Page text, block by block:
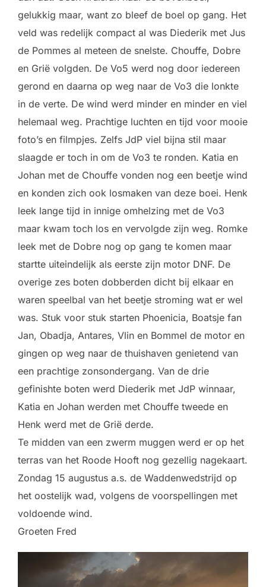
gelukkig maar, want zo bleef de boel op gang. Het
veld was redelijk compact al was Diederik met Jus
de Pommes al meteen de snelste. Chouffe, Dobre
en Grië volgden. De Vo5 werd nog door iedereen
gerond en daarna op weg naar de Vo3 die lonkte
in de verte. De wind werd minder en minder en viel
helemaal weg. Prachtige luchten en tijd voor mooie
foto’s en filmpjes. Zelfs JdP viel bijna stil maar
slaagde er toch in om de Vo3 te ronden. Katia en
Johan met de Chouffe vonden nog een beetje wind
en konden zich ook losmaken van deze boei. Henk
leek lange tijd in innige omhelzing met de Vo3
maar kwam toch los en vervolgde zijn weg. Romke
leek met de Dobre nog op gang te komen maar
startte uiteindelijk als eerste zijn motor DNF. De
overige zes boten dobberden dicht bij elkaar en
waren speelbal van het beetje stroming wat er wel
was. Stuk voor stuk starten Phoenicia, Boatsje fan
Jan, Obadja, Antares, Vlin en Bommel de motor en
gingen op weg naar de thuishaven genietend van
een prachtige zonsondergang. Van de drie
gefinishte boten werd Diederik met JdP winnaar,
Katia en Johan werden met Chouffe tweede en
Henk werd met de Grië derde.
Te midden van een zwerm muggen werd er op het
terras van het Roode Hooft nog gezellig nagekaart.
Zondag 15 augustus a.s. de Waddenwedstrijd op
het oostelijk wad, volgens de voorspellingen met
voldoende wind.
Groeten Fred